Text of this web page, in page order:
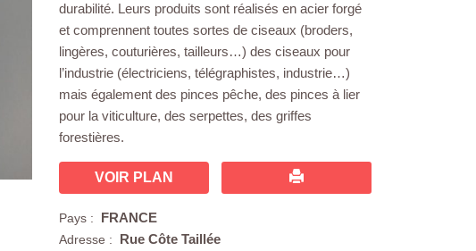
durabilité. Leurs produits sont réalisés en acier forgé
et comprennent toutes sortes de ciseaux (broders,
lingères, couturières, tailleurs…) des ciseaux pour
l’industrie (électriciens, télégraphistes, industrie…)
mais également des pinces pêche, des pinces à lier
pour la viticulture, des serpettes, des griffes
forestières.
VOIR PLAN
Pays : FRANCE
Adresse :
Rue Côte Taillée